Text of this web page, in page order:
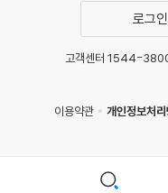
로그인
고객센터 1544-
이용약관
개인정보처리